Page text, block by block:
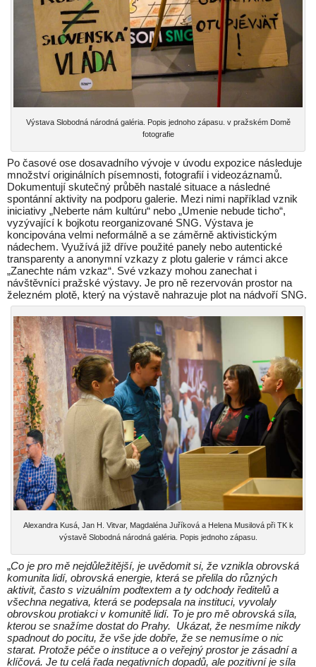
Výstava Slobodná národná galéria. Popis jednoho zápasu. v pražském Domě
fotografie
Po časové ose dosavadního vývoje v úvodu expozice následuje
množství originálních písemnosti, fotografií i videozáznamů.
Dokumentují skutečný průběh nastalé situace a následné
spontánní aktivity na podporu galerie. Mezi nimi například vznik
iniciativy „Neberte nám kultúru“ nebo „Umenie nebude ticho“,
vyzývající k bojkotu reorganizované SNG. Výstava je
koncipována velmi neformálně a se záměrně aktivistickým
nádechem. Využívá již dříve použité panely nebo autentické
transparenty a anonymní vzkazy z plotu galerie v rámci akce
„Zanechte nám vzkaz“. Své vzkazy mohou zanechat i
návštěvníci pražské výstavy. Je pro ně rezervován prostor na
železném plotě, který na výstavě nahrazuje plot na nádvoří SNG.
Alexandra Kusá, Jan H. Vitvar, Magdaléna Juříková a Helena Musilová při TK k
výstavě Slobodná národná galéria. Popis jednoho zápasu.
„Co je pro mě nejdůležitější, je uvědomit si, že vznikla obrovská
komunita lidí, obrovská energie, která se přelila do různých
aktivit, často s vizuálním podtextem a ty odchody ředitelů a
všechna negativa, která se podepsala na instituci, vyvolaly
obrovskou protiakci v komunitě lidí. To je pro mě obrovská síla,
kterou se snažíme dostat do Prahy. Ukázat, že nesmíme nikdy
spadnout do pocitu, že vše jde dobře, že se nemusíme o nic
starat. Protože péče o instituce a o veřejný prostor je zásadní a
klíčová. Je tu celá řada negativních dopadů, ale pozitivní je síla